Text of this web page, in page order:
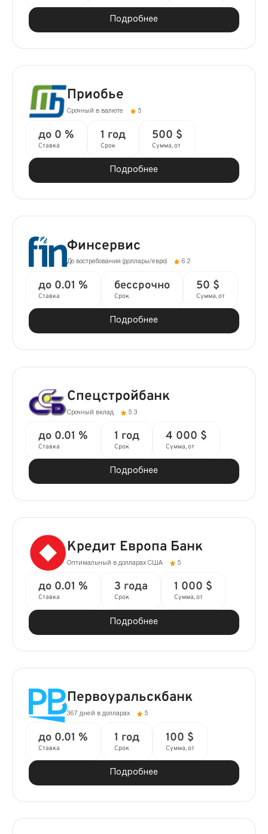
Подробнее
Приобье
Срочный в валюте 5
до 0 %
Ставка
1 год
Срок
500 $
Сумма, от
Подробнее
Финсервис
До востребования (доллары/евро) 6.2
до 0.01 %
Ставка
бессрочно
Срок
50 $
Сумма, от
Подробнее
Спецстройбанк
Срочный вклад 5.3
до 0.01 %
Ставка
1 год
Срок
4 000 $
Сумма, от
Подробнее
Кредит Европа Банк
Оптимальный в долларах США 5
до 0.01 %
Ставка
3 года
Срок
1 000 $
Сумма, от
Подробнее
Первоуральскбанк
367 дней в долларах 5
до 0.01 %
Ставка
1 год
Срок
100 $
Сумма, от
Подробнее